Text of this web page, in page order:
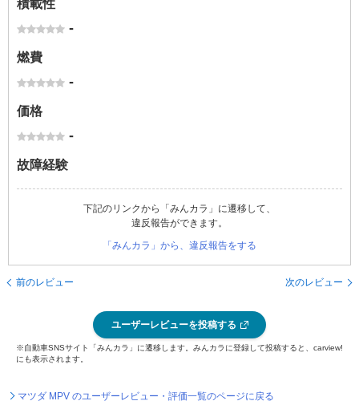
積載性
-
燃費
-
価格
-
故障経験
下記のリンクから「みんカラ」に遷移して、
違反報告ができます。
「みんカラ」から、違反報告をする
前のレビュー 次のレビュー
ユーザーレビューを投稿する
※自動車SNSサイト「みんカラ」に遷移します。みんカラに登録して投稿すると、carview!
にも表示されます。
マツダ MPV のユーザーレビュー・評価一覧のページに戻る